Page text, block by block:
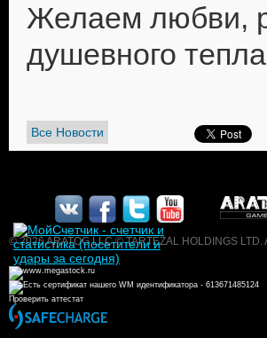
Желаем любви,
душевного
Все Новости
© 2026 ARATOG LLC © TARTEZAL HOLDINGS
Проверить аттестат